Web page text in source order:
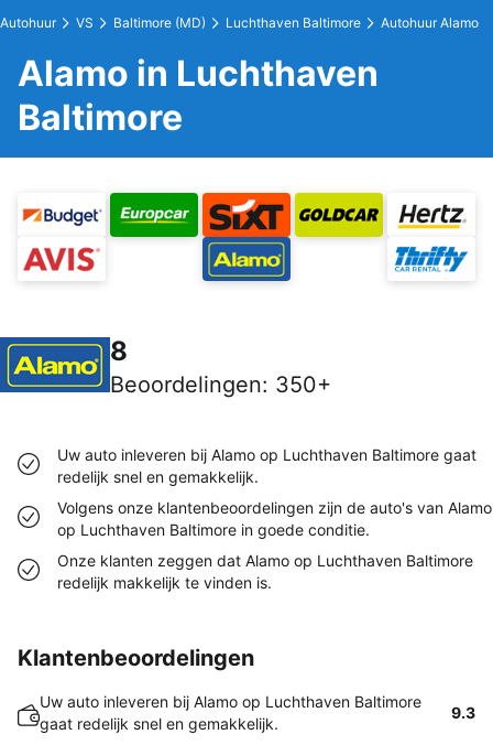
Autohuur VS Baltimore (MD) Luchthaven Baltimore Autohuur Alamo
Alamo in Luchthaven
Baltimore
8
Beoordelingen: 350+
Uw auto inleveren bij Alamo op Luchthaven Baltimore gaat
redelijk snel en gemakkelijk.
Volgens onze klantenbeoordelingen zijn de auto's van Alamo
op Luchthaven Baltimore in goede conditie.
Onze klanten zeggen dat Alamo op Luchthaven Baltimore
redelijk makkelijk te vinden is.
Klantenbeoordelingen
Uw auto inleveren bij Alamo op Luchthaven Baltimore
gaat redelijk snel en gemakkelijk.
9.3